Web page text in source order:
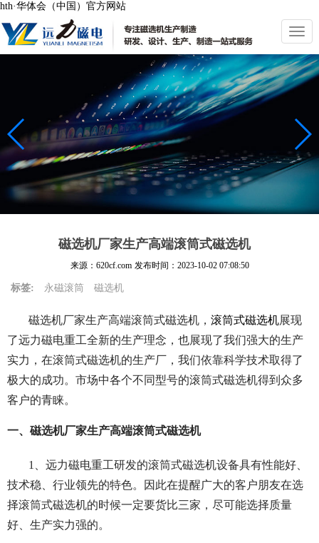
hth·华体会（中国）官方网站
切
换
导
航
磁选机厂家生产高端滚筒式磁选机
来源：620cf.com 发布时间： 2023-10-02 07:08:50
标签: 永磁滚筒 磁选机
磁选机厂家生产高端滚筒式磁选机， 滚筒式磁选机展现
了远力磁电重工全新的生产理念，也展现了我们强大的生产
实力，在滚筒式磁选机的生产厂，我们依靠科学技术取得了
极大的成功。市场中各个不同型号的滚筒式磁选机得到众多
客户的青睐。
一、磁选机厂家生产高端滚筒式磁选机
1、远力磁电重工研发的滚筒式磁选机设备具有性能好、
技术稳、行业领先的特色。因此在提醒广大的客户朋友在选
择滚筒式磁选机的时候一定要货比三家，尽可能选择质量
好、生产实力强的。